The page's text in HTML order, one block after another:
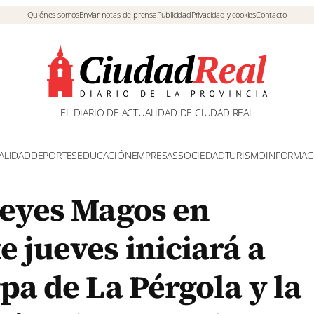
Quiénes somosEnviar notas de prensaPublicidadPrivacidad y cookiesContacto
EL DIARIO DE ACTUALIDAD DE CIUDAD REAL
DEPORTESEDUCACIÓNEMPRESASSOCIEDADTURISMO
Magos en
jueves iniciará a
de La Pérgola y la